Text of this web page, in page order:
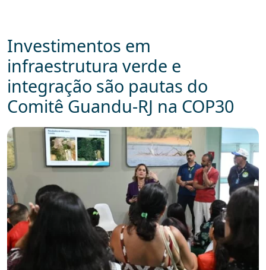
Investimentos em
infraestrutura verde e
integração são pautas do
Comitê Guandu-RJ na COP30